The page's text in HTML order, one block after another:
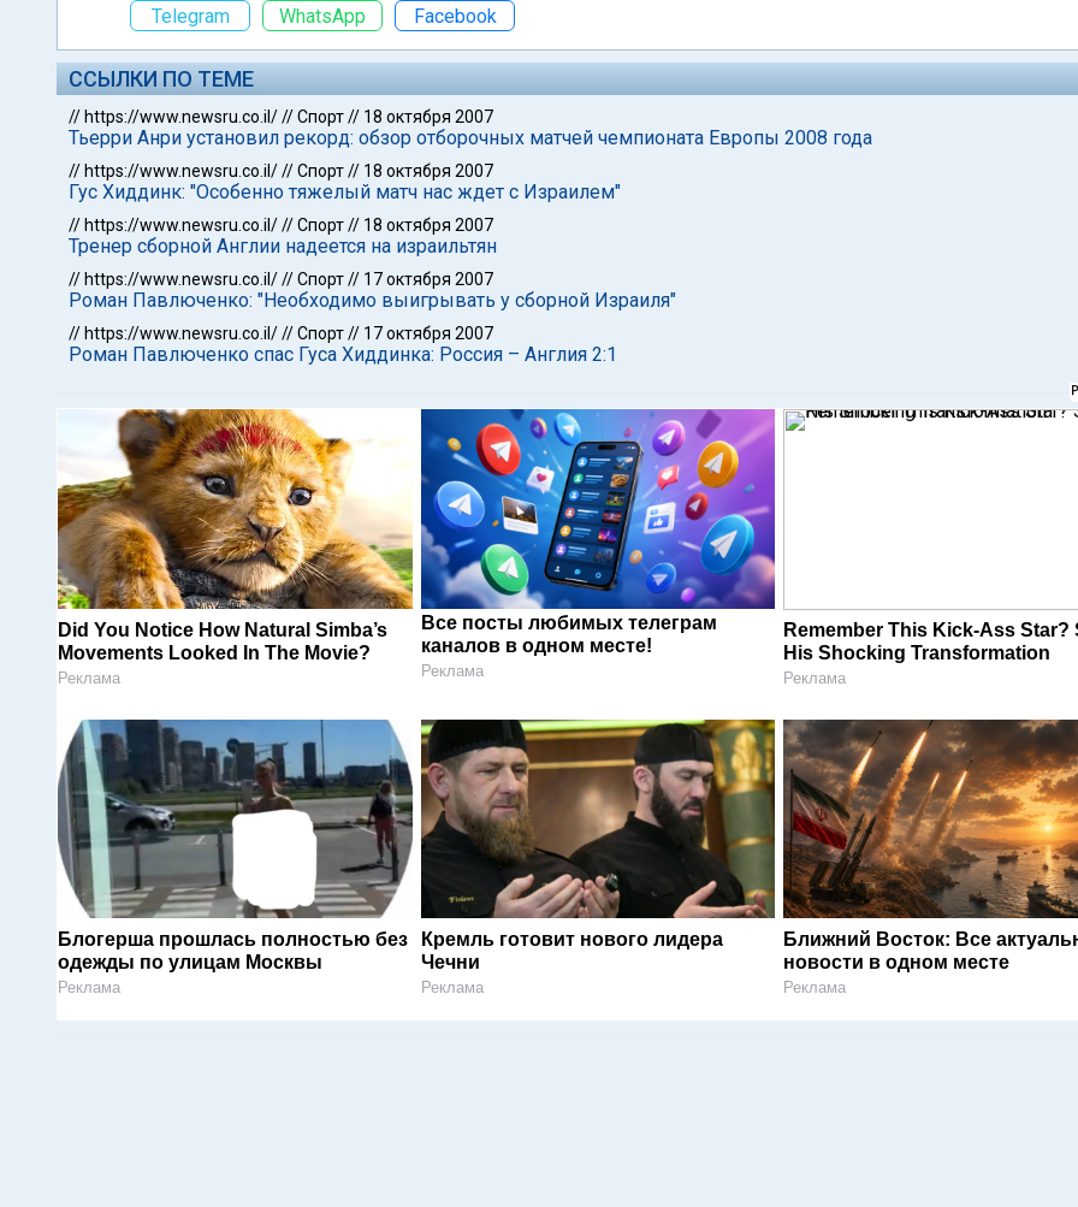
Telegram
WhatsApp Facebook
ССЫЛКИ ПО ТЕМЕ
// https://www.newsru.co.il///Спорт// 18 октября 2007
Тьерри Анри установил рекорд: обзор отборочных матчей чемпионата Европы 2008 года
// https://www.newsru.co.il///Спорт// 18 октября 2007
Гус Хиддинк: "Особенно тяжелый матч нас ждет с Израилем"
// https://www.newsru.co.il///Спорт// 18 октября 2007
Тренер сборной Англии надеется на израильтян
// https://www.newsru.co.il///Спорт// 17 октября 2007
Роман Павлюченко: "Необходимо выигрывать у сборной Израиля"
// https://www.newsru.co.il///Спорт// 17 октября 2007
Роман Павлюченко спас Гуса Хиддинка: Россия – Англия 2:1
Did You Notice How Natural Simba’s
Movements Looked In The Movie?
Реклама
Все посты любимых телеграм
каналов в одном месте!
Реклама
Remember This Kick-Ass Star?
His Shocking Transformation
Реклама
Блогерша прошлась полностью без
одежды по улицам Москвы
Реклама
Кремль готовит нового лидера
Чечни
Реклама
Ближний Восток: Все
новости в одном месте
Реклама